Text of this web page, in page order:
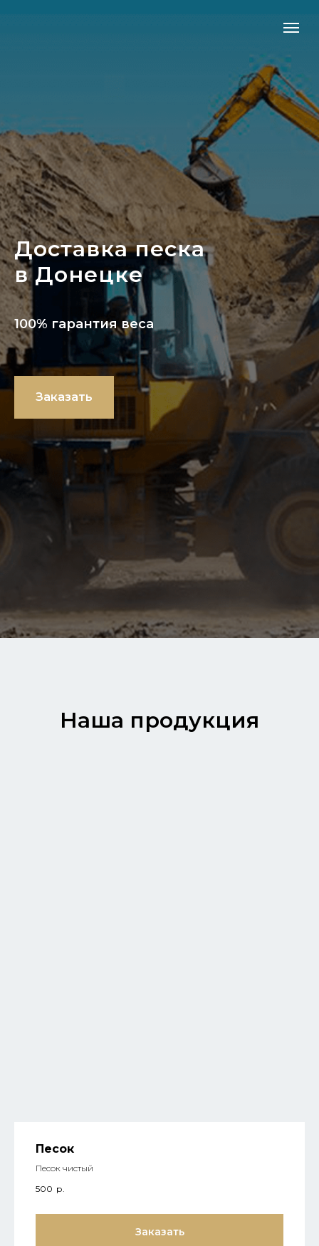
Доставка песка
в Донецке
100% гарантия веса
Заказать
Наша продукция
Песок
Песок чистый
500 р.
Заказать